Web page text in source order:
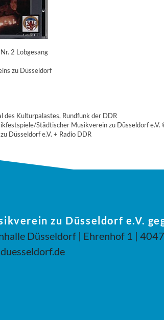
2 Lobgesang
zu Düsseldorf
Kulturpalastes, Rundfunk der DDR
Städtischer Musikverein zu Düsseldorf
Düsseldorf e.V. + Radio DDR
zu Düsseldorf e.V.
Düsseldorf | Ehrenhof 1 |